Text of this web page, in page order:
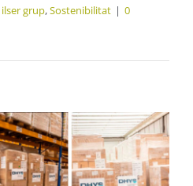
ilser grup,Sostenibilitat | 0